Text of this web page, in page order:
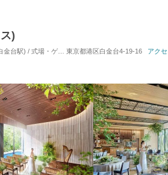
)
) / 式場・ゲストハウス 対応人数: 着席：20名 ～
東京都港区白金台4-19-16 アク